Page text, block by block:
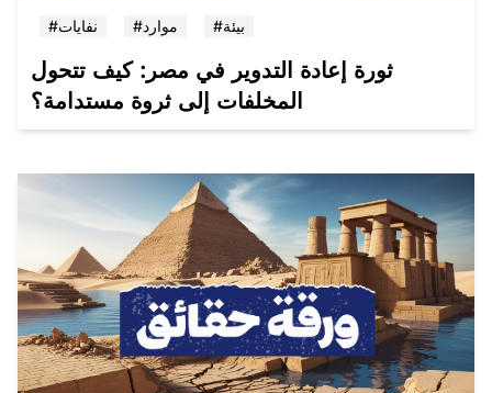
#نفايات #موارد #بيئة
ثورة إعادة التدوير في مصر: كيف تتحول
المخلفات إلى ثروة مستدامة؟